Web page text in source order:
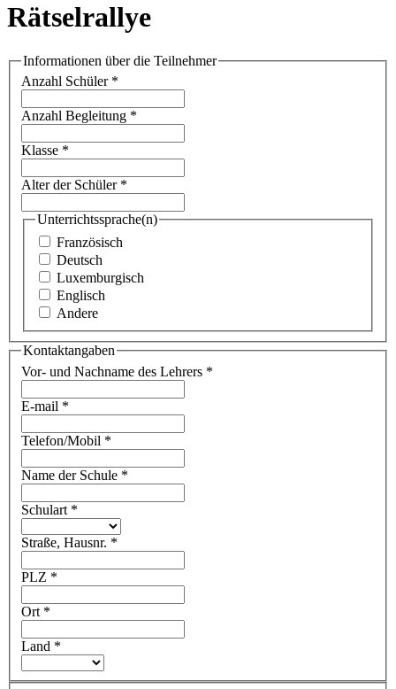
Rätselrallye
Informationen über die Teilnehmer
Anzahl Schüler *
Anzahl Begleitung *
Klasse *
Alter der Schüler *
Unterrichtssprache(n)
Französisch
Deutsch
Luxemburgisch
Englisch
Andere
Kontaktangaben
Vor- und Nachname des Lehrers *
E-mail *
Telefon/Mobil *
Name der Schule *
Schulart *
Straße, Hausnr. *
PLZ *
Ort *
Land *